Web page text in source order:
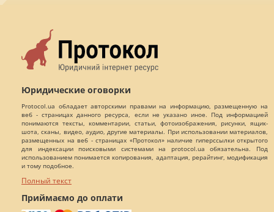
Юридические оговорки
Protocol.ua обладает авторскими правами на информацию, размещенную на
веб - страницах данного ресурса, если не указано иное. Под информацией
понимаются тексты, комментарии, статьи, фотоизображения, рисунки, ящик-
шота, сканы, видео, аудио, другие материалы. При использовании материалов,
размещенных на веб - страницах «Протокол» наличие гиперссылки открытого
для индексации поисковыми системами на protocol.ua обязательна. Под
использованием понимается копирования, адаптация, рерайтинг, модификация
и тому подобное.
Полный текст
Приймаємо до оплати